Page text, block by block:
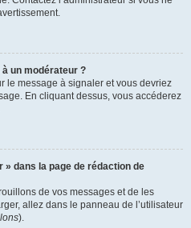
un modérateur ?
le message à signaler et vous devriez
En cliquant dessus, vous accéderez
» dans la page de rédaction de
de vos messages et de les
allez dans le panneau de l’utilisateur
).